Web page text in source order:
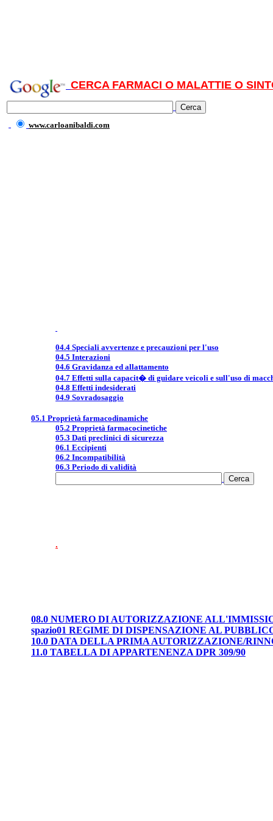
CERCA FARMACI O MALATTIE O
www.carloanibaldi.com
04.4 Speciali avvertenze e precauzioni per l'uso
04.5 Interazioni
04.6 Gravidanza ed allattamento
04.7 Effetti sulla capacit� di guidare veicoli e sull'uso di
04.8 Effetti indesiderati
04.9 Sovradosaggio
05.1 Proprietà farmacodinamiche
05.2 Proprietà farmacocinetiche
05.3 Dati preclinici di sicurezza
06.1 Eccipienti
06.2 Incompatibilità
06.3 Periodo di validità
.
08.0 NUMERO DI AUTORIZZAZIONE
spazio01 REGIME DI DISPENSAZIONE AL
10.0 DATA DELLA PRIMA AUTORIZZAZIONE/
11.0 TABELLA DI APPARTENENZA DPR 309/90